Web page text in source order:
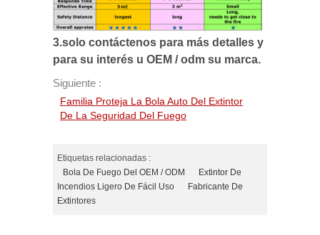
3.solo contáctenos para más detalles y
para su interés u OEM / odm su marca.
Siguiente :
Familia Proteja La Bola Auto Del Extintor
De La Seguridad Del Fuego
Etiquetas relacionadas :
Bola De Fuego Del OEM / ODM
Extintor De
Incendios Ligero De Fácil Uso
Fabricante De
Extintores